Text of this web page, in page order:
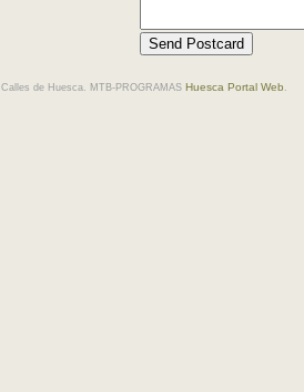
Calles de Huesca. MTB-PROGRAMAS Huesca Portal Web .